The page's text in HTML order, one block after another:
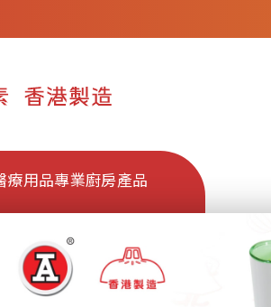
療用品專業廚房產品